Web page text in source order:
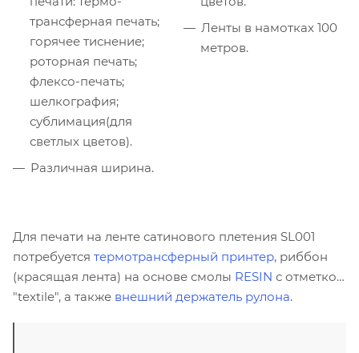
трансферная печать;
горячее тиснение;
роторная печать;
флексо-печать;
шелкография;
сублимация(для
светлых цветов).
Различная ширина.
Ленты в намотках 100
метров.
Для печати на ленте сатинового плетения SL001
потребуется термотрансферный принтер, риббон
(красящая лента) на основе смолы RESIN с отметкой
"textile", а также внешний держатель рулона.